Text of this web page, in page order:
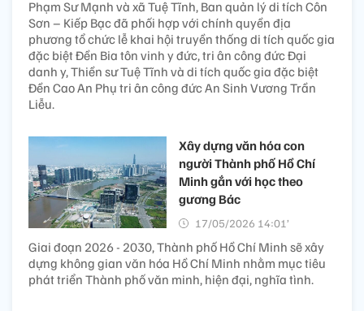
Phạm Sư Mạnh và xã Tuệ Tĩnh, Ban quản lý di tích Côn
Sơn – Kiếp Bạc đã phối hợp với chính quyền địa
phương tổ chức lễ khai hội truyền thống di tích quốc gia
đặc biệt Đền Bia tôn vinh y đức, tri ân công đức Đại
danh y, Thiền sư Tuệ Tĩnh và di tích quốc gia đặc biệt
Đền Cao An Phụ tri ân công đức An Sinh Vương Trần
Liễu.
Xây dựng văn hóa con
người Thành phố Hồ Chí
Minh gắn với học theo
gương Bác ​
17/05/2026 14:01’
Giai đoạn 2026 - 2030, Thành phố Hồ Chí Minh sẽ xây
dựng không gian văn hóa Hồ Chí Minh nhằm mục tiêu
phát triển Thành phố văn minh, hiện đại, nghĩa tình.